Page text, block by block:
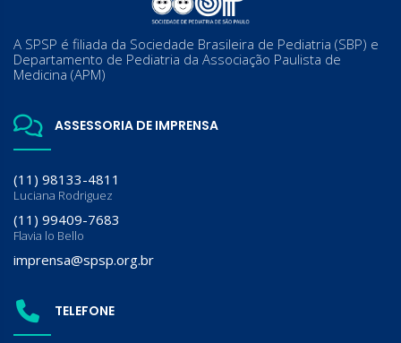
A SPSP é filiada da Sociedade Brasileira de Pediatria (SBP) e
Departamento de Pediatria da Associação Paulista de
Medicina (APM)
ASSESSORIA DE IMPRENSA
(11) 98133-4811
Luciana Rodriguez
(11) 99409-7683
Flavia lo Bello
imprensa@spsp.org.br
TELEFONE